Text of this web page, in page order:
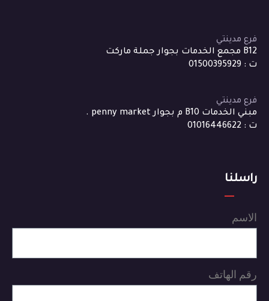
فرع مدينتي
B12 مجمع الخدمات بجوار جملة ماركت
ت : 01500395929
فرع مدينتي
مبني الخدمات B10 م بجوار penny market .
ت : 01016446622
راسلنا
الاسم
رقم الهاتف